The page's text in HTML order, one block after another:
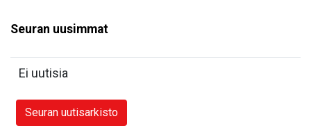
Seuran uusimmat
Ei uutisia
Seuran uutisarkisto